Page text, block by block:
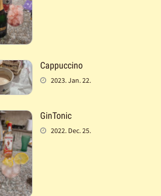
Cappuccino
2023. Jan. 22.
GinTonic
2022. Dec. 25.